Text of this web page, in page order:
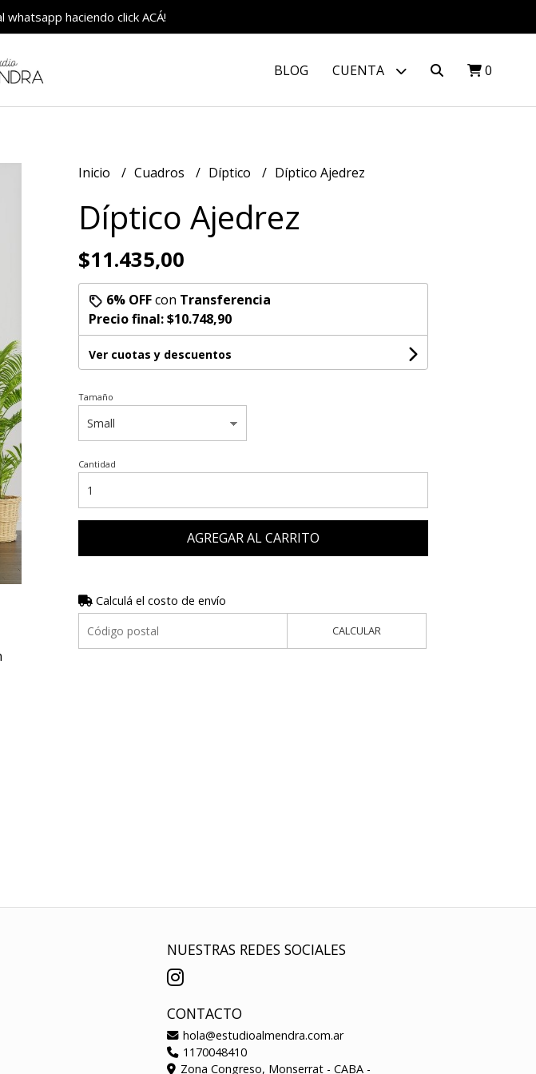
haciendo click ACÁ!
BLOG CUENTA 0
Inicio Cuadros Díptico Díptico Ajedrez
Díptico Ajedrez
$11.435,00
6% OFFcon Transferencia
Precio final:$10.748,90
Ver cuotas y descuentos
Tamaño
Cantidad
AGREGAR AL CARRITO
Calculá el costo de envío
CALCULAR
NUESTRAS REDES SOCIALES
CONTACTO
hola@estudioalmendra.com.ar
1170048410
Zona Congreso, Monserrat - CABA -